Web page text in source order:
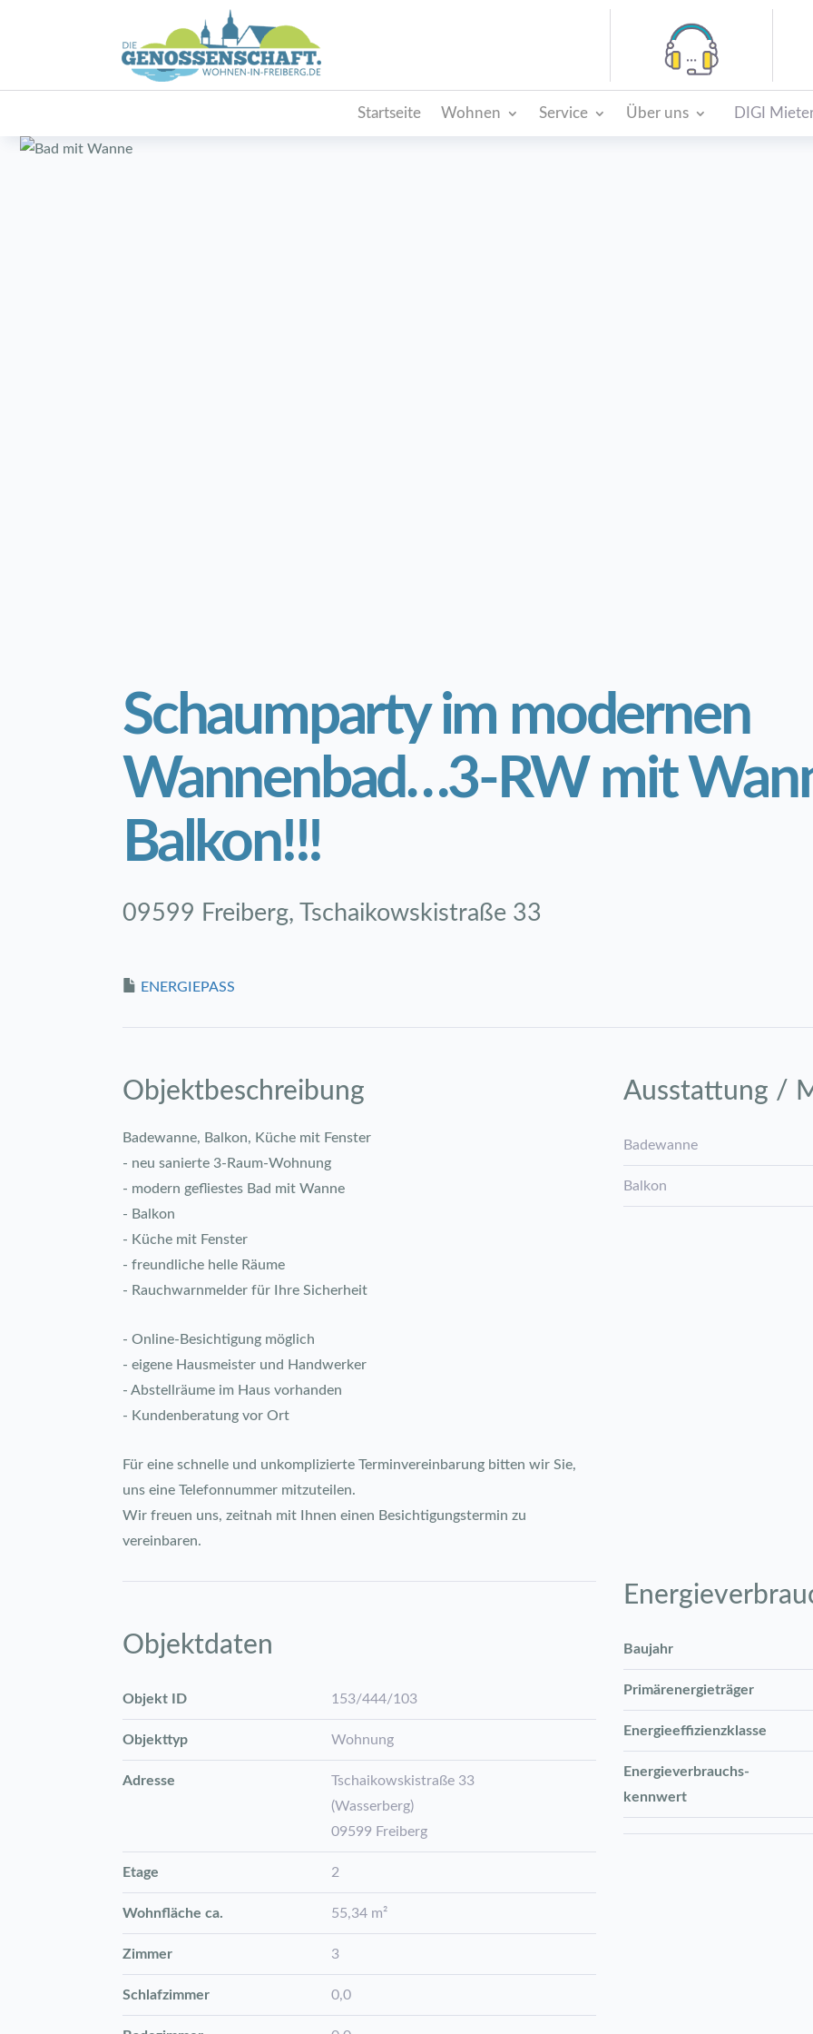
Startseite Wohnen Service Über uns DIGI
Schaumparty im modernen
Wannenbad…3-RW mit
Balkon!!!
09599 Freiberg, Tschaikowskistraße 33
ENERGIEPASS
Objekt­beschreibung
Badewanne, Balkon, Küche mit Fenster
- neu sanierte 3-Raum-Wohnung
- modern gefliestes Bad mit Wanne
- Balkon
- Küche mit Fenster
- freundliche helle Räume
- Rauchwarnmelder für Ihre Sicherheit
- Online-Besichtigung möglich
- eigene Hausmeister und Handwerker
- Abstellräume im Haus vorhanden
- Kundenberatung vor Ort
Für eine schnelle und unkomplizierte Terminvereinbarung bitten wir Sie,
uns eine Telefonnummer mitzuteilen.
Wir freuen uns, zeitnah mit Ihnen einen Besichtigungstermin zu
vereinbaren.
Ausstattung /
Badewanne
Balkon
Objektdaten
Objekt ID 153/444/103
Objekttyp Wohnung
Adresse
Tschaikowskistraße 33
(Wasserberg)
09599 Freiberg
Etage 2
Wohnfläche ca. 55,34 m²
Zimmer 3
Schlafzimmer 0,0
Baujahr
Primärenergieträger
Energie­effizienz­klasse
Energie­verbrauchs­
kennwert